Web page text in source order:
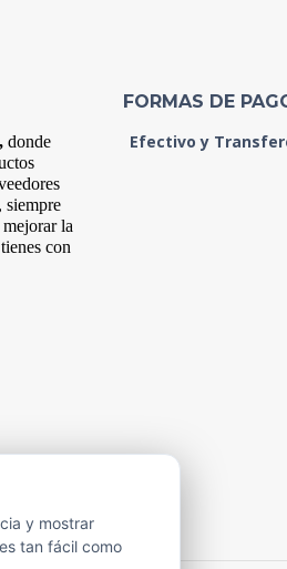
, donde
siempre
la
con
FORMAS DE
Efectivo y
y mostrar
tan fácil como